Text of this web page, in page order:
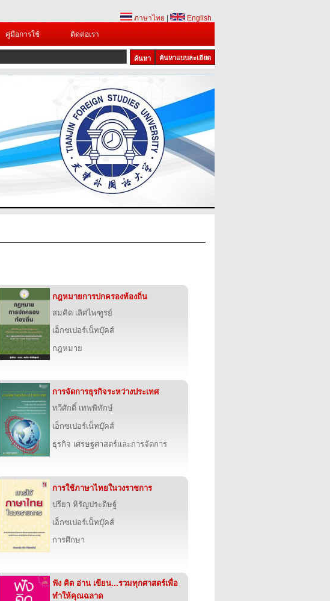
ภาษาไทย
English
คู่มือการใช้ ติดต่อเรา
ค้นหาแบบละเอียด
กฎหมายการปกครองท้องถิ่น
สมคิด เลิศไพฑูรย์
เอ็กซเปอร์เน็ทบุ๊คส์
กฎหมาย
การจัดการธุรกิจระหว่างประเทศ
ทวีศักดิ์ เทพพิทักษ์
เอ็กซเปอร์เน็ทบุ๊คส์
ธุรกิจ เศรษฐศาสตร์และการจัดการ
การใช้ภาษาไทยในวงราชการ
ปรียา หิรัญประดิษฐ์
เอ็กซเปอร์เน็ทบุ๊คส์
การศึกษา
ฟัง คิด อ่าน เขียน...รวมทุกศาสตร์เพื่อ
ทำให้คุณฉลาด